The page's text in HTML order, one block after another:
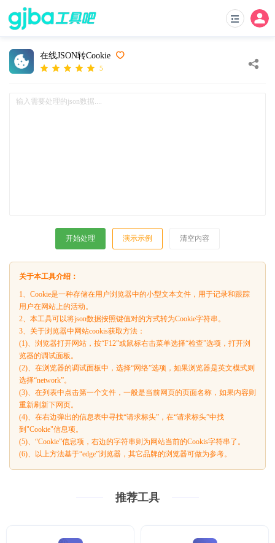
在线JSON转Cookie
5
开始处理 演示示例 清空内容
关于本工具介绍：
1、Cookie是一种存储在用户浏览器中的小型文本文件，用于记录和跟踪
用户在网站上的活动。
2、本工具可以将json数据按照键值对的方式转为Cookie字符串。
3、关于浏览器中网站cookis获取方法：
(1)、浏览器打开网站，按“F12”或鼠标右击菜单选择“检查”选项，打开浏
览器的调试面板。
(2)、在浏览器的调试面板中，选择“网络”选项，如果浏览器是英文模式则
选择“network”。
(3)、在列表中点击第一个文件，一般是当前网页的页面名称，如果内容则
重新刷新下网页。
(4)、在右边弹出的信息表中寻找“请求标头”，在“请求标头”中找
到"Cookie"信息项。
(5)、“Cookie”信息项，右边的字符串则为网站当前的Cookis字符串了。
(6)、以上方法基于“edge”浏览器，其它品牌的浏览器可做为参考。
推荐工具